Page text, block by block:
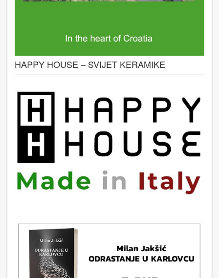
HAPPY HOUSE – SVIJET KERAMIKE